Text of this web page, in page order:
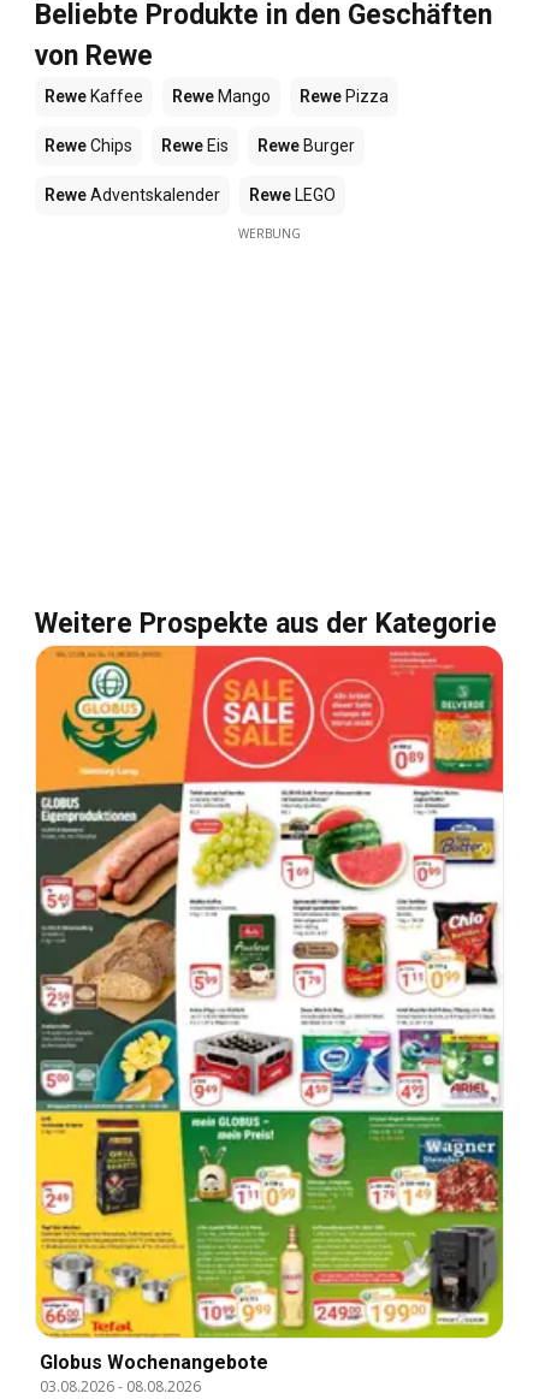
Beliebte Produkte in den Geschäften
von Rewe
Rewe Kaffee Rewe Mango Rewe Pizza
ReweChips Rewe Eis Rewe Burger
ReweAdventskalender Rewe LEGO
WERBUNG
Weitere Prospekte aus der Kategorie
Globus Wochenangebote
03.08.2026- 08.08.2026